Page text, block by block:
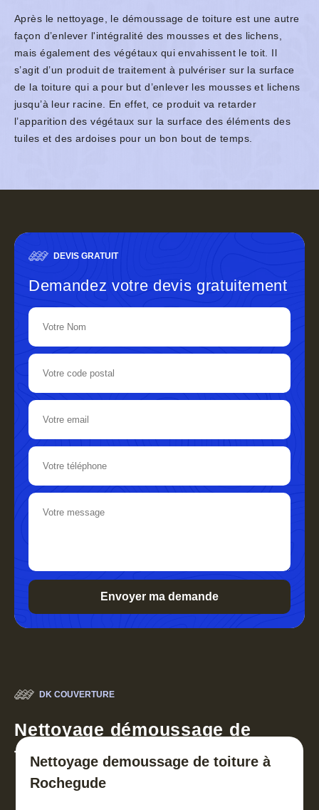
Après le nettoyage, le démoussage de toiture est une autre
façon d’enlever l'intégralité des mousses et des lichens,
mais également des végétaux qui envahissent le toit. Il
s’agit d’un produit de traitement à pulvériser sur la surface
de la toiture qui a pour but d’enlever les mousses et lichens
jusqu’à leur racine. En effet, ce produit va retarder
l’apparition des végétaux sur la surface des éléments des
tuiles et des ardoises pour un bon bout de temps.
DEVIS GRATUIT
Demandez votre devis gratuitement
DK COUVERTURE
Nettoyage démoussage de
toiture 30
Nettoyage demoussage de toiture à
Rochegude